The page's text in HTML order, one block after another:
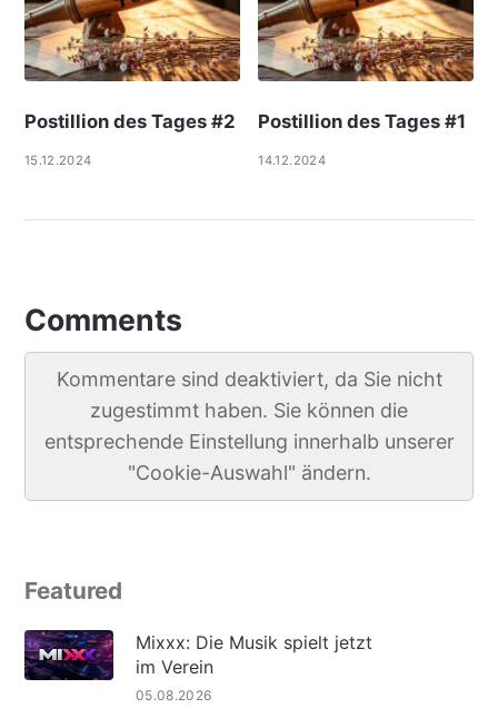
Postillion des Tages #2
15.12.2024
Postillion des Tages #1
14.12.2024
Comments
Kommentare sind deaktiviert, da Sie nicht
zugestimmt haben. Sie können die
entsprechende Einstellung innerhalb unserer
"Cookie-Auswahl" ändern.
Featured
Mixxx: Die Musik spielt jetzt
im Verein
05.08.2026